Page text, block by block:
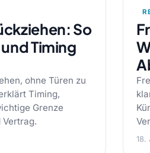
So
Timing
ohne Türen zu
Timing,
Grenze
18.